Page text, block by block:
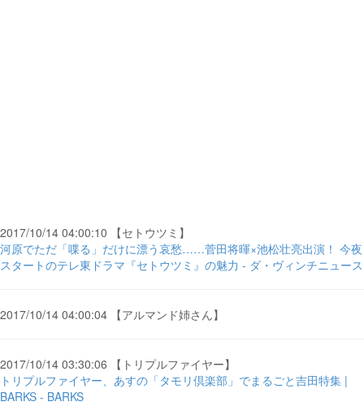
2017/10/14 04:00:10 【セトウツミ】
河原でただ「喋る」だけに漂う哀愁……菅田将暉×池松壮亮出演！ 今夜
スタートのテレ東ドラマ『セトウツミ』の魅力 - ダ・ヴィンチニュース
2017/10/14 04:00:04 【アルマンド姉さん】
2017/10/14 03:30:06 【トリプルファイヤー】
トリプルファイヤー、あすの「タモリ倶楽部」でまるごと吉田特集 |
BARKS - BARKS